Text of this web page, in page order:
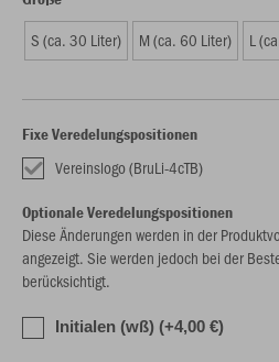
S (ca. 30 Liter) M (ca. 60 Liter) L
Fixe Veredelungspositionen
Vereinslogo (BruLi-4cTB)
Optionale Veredelungspositionen
Diese Änderungen werden in der
angezeigt. Sie werden jedoch bei der
berücksichtigt.
Initialen (wß) (+4,00 €)